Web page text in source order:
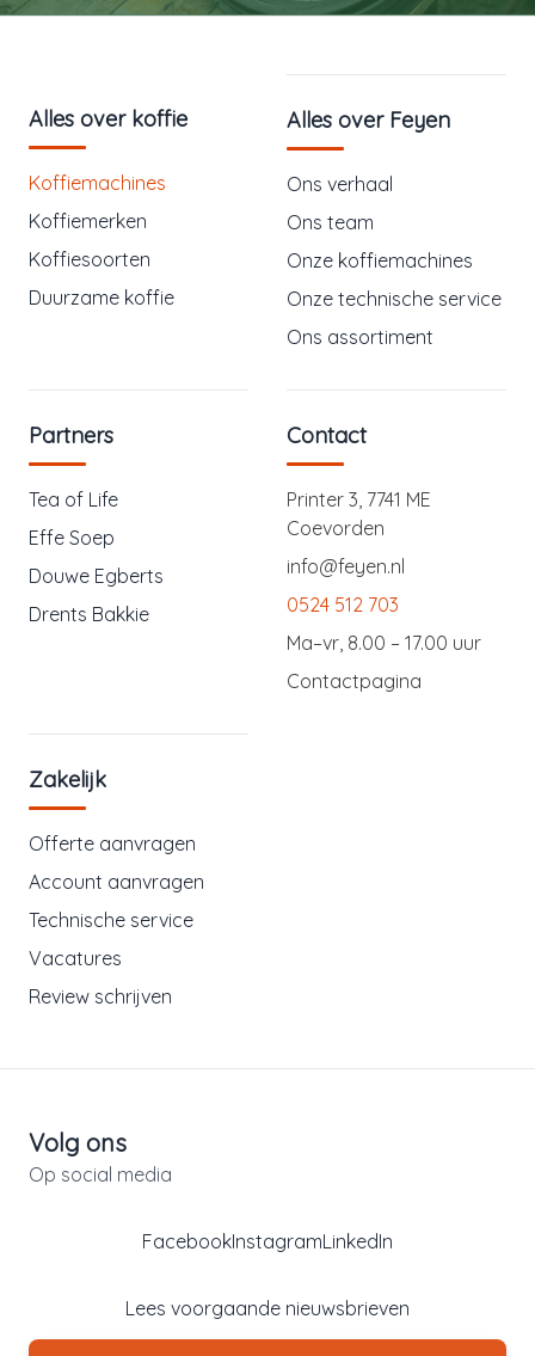
Alles over koffie
Koffiemachines
Koffiemerken
Koffiesoorten
Duurzame koffie
Alles over Feyen
Ons verhaal
Ons team
Onze koffiemachines
Onze technische service
Ons assortiment
Partners
Tea of Life
Effe Soep
Douwe Egberts
Drents Bakkie
Contact
Printer 3, 7741 ME
Coevorden
info@feyen.nl
0524 512 703
Ma–vr, 8.00 – 17.00 uur
Contactpagina
Zakelijk
Offerte aanvragen
Account aanvragen
Technische service
Vacatures
Review schrijven
Volg ons
Op social media
FacebookInstagramLinkedIn
Lees voorgaande nieuwsbrieven